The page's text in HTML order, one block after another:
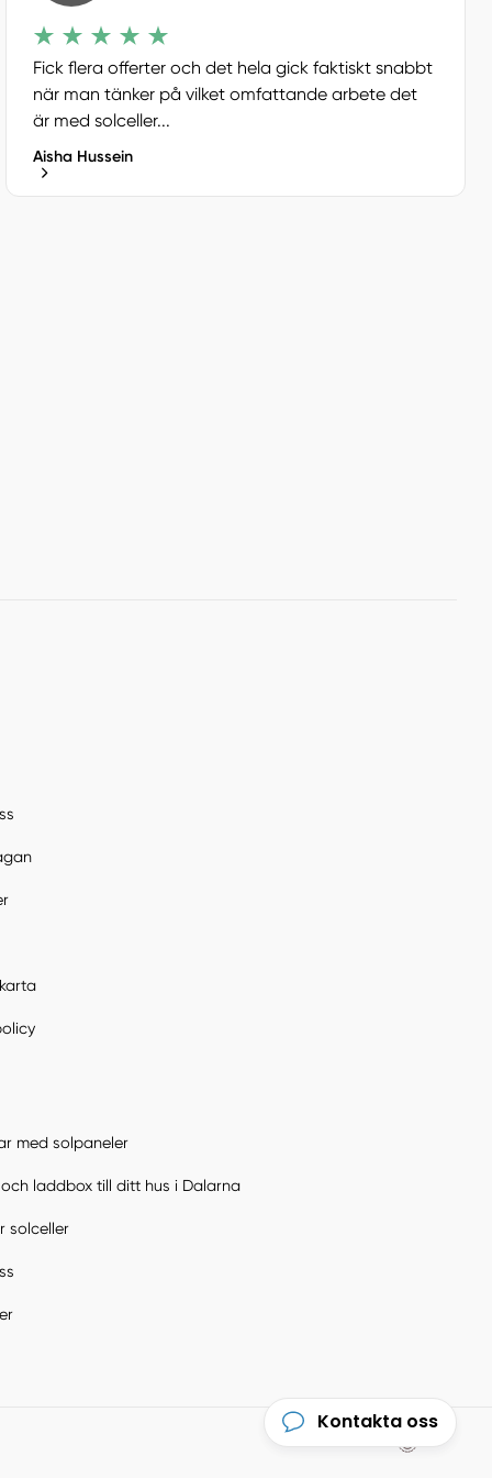
Fick flera offerter och det hela gick faktiskt snabbt
när man tänker på vilket omfattande arbete det
är med solceller...
Aisha Hussein
med solpaneler
laddbox till ditt hus i Dalarna
solceller
Kontakta oss